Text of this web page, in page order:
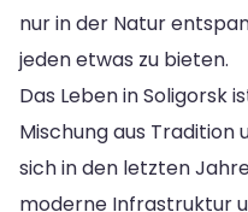
nur in der Natur
jeden etwas zu bieten.
Das Leben in Soligorsk
Mischung aus Tradition
sich in den letzten
moderne Infrastruktur